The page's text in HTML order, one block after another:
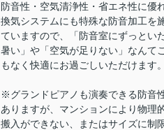
防音性・空気清浄性・省エネ性に優
換気システムにも特殊な防音加工を
ていますので、「防音室にずっとい
暑い」や「空気が足りない」なんて
もなく快適にお過ごしいただけます。
※グランドピアノも演奏できる防音
ありますが、マンションにより物理
搬入ができない、またはサイズに制